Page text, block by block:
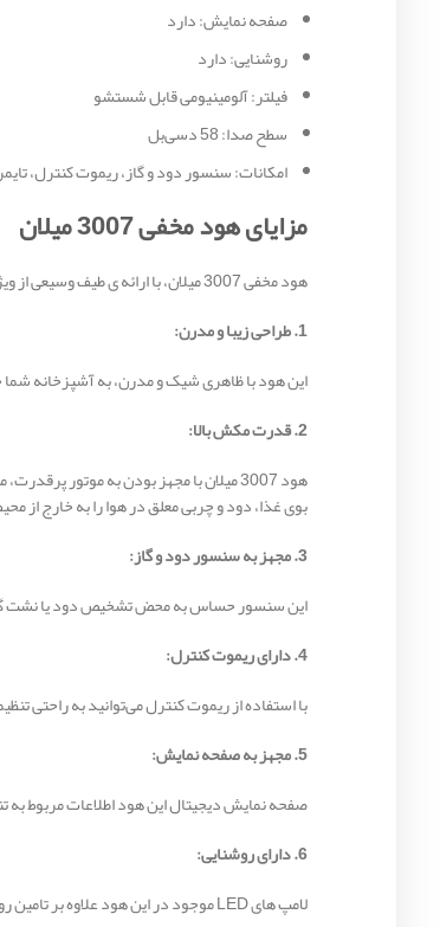
صفحه نمایش: دارد
روشنایی: دارد
فیلتر: آلومینیومی قابل شستشو
سطح صدا: 58 دسی‌بل
امکانات: سنسور دود و گاز، ریموت کنترل،
مزایای هود مخفی 3007 میلان
هود مخفی 3007 میلان، با ارائه ی طیف وسیعی از ویژگی ها و عملکردهای کاربردی، می تواند به عنوان انتخابی ایده‌آل برای آشپزخانه شما باشد. در ادامه به برخی از مزایای این هود اشاره می‌کنیم:
1. طراحی زیبا و مدرن:
این هود با ظاهری شیک و مدرن، به آشپزخانه
2. قدرت مکش بالا:
بوی غذا، دود و چربی معلق در هوا را به خارج از
3. مجهز به سنسور دود و گاز:
این سنسور حساس به محض تشخیص دود یا نشت گاز،
4. دارای ریموت کنترل:
با استفاده از ریموت کنترل می‌توانید به راحتی
5. مجهز به صفحه نمایش:
صفحه نمایش دیجیتال این هود اطلاعات مربوط
6. دارای روشنایی:
لامپ های LED موجود در این هود علاوه بر تامین روشنایی کافی برای اجاق گاز، ظاهری زیبا نیز به آشپزخانه شما می‌بخشند.